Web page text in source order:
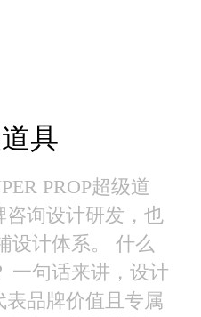
具
PROP超级道
询设计研发，也
设计体系。 什么
一句话来讲，设计
表品牌价值且专属